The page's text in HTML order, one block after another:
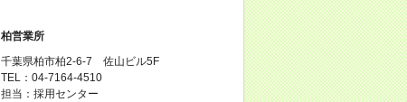
柏営業所
千葉県柏市柏2-6-7 佐山ビル5F
TEL：04-7164-4510
担当：採用センター